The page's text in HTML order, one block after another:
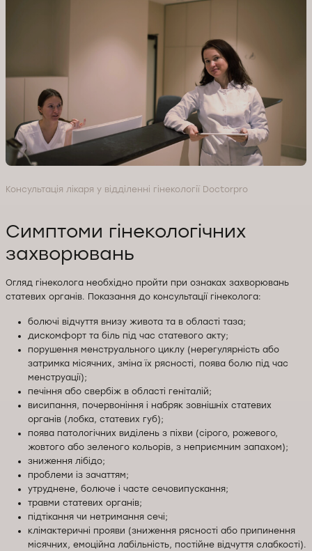
Консультація лікаря у відділенні гінекології Doctorpro
Симптоми гінекологічних
захворювань
Огляд гінеколога необхідно пройти при ознаках захворювань
статевих органів. Показання до консультації гінеколога:
болючі відчуття внизу живота та в області таза;
дискомфорт та біль під час статевого акту;
порушення менструального циклу (нерегулярність або
затримка місячних, зміна їх рясності, поява болю під час
менструації);
печіння або свербіж в області геніталій;
висипання, почервоніння і набряк зовнішніх статевих
органів (лобка, статевих губ);
поява патологічних виділень з піхви (сірого, рожевого,
жовтого або зеленого кольорів, з неприємним запахом);
зниження лібідо;
проблеми із зачаттям;
утруднене, болюче і часте сечовипускання;
травми статевих органів;
підтікання чи нетримання сечі;
клімактеричні прояви (зниження рясності або припинення
місячних, емоційна лабільність, постійне відчуття слабкості).